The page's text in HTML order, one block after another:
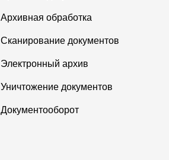
Архивная обработка
Сканирование документов
Электронный архив
Уничтожение документов
Документооборот